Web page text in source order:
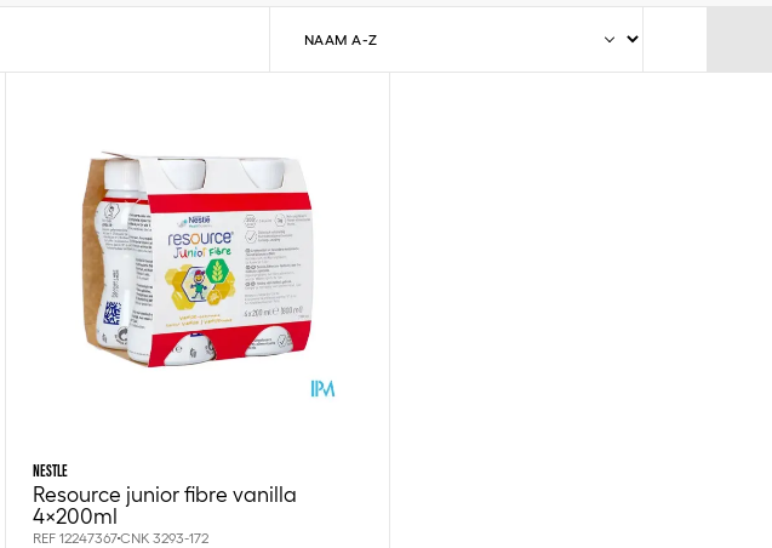
NESTLE
Resource junior fibre vanilla
4x200ml
REF 12247367CNK 3293-172